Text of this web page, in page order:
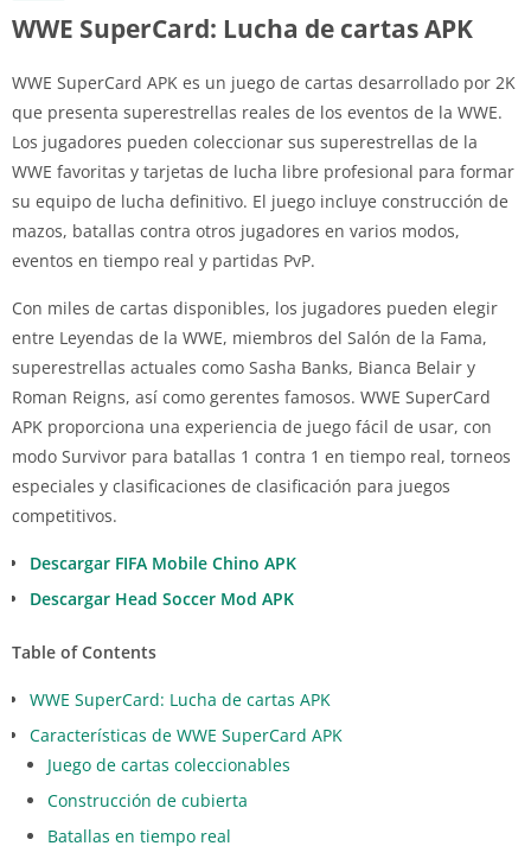
WWE SuperCard: Lucha de cartas APK
WWE SuperCard APK es un juego de cartas desarrollado por 2K
que presenta superestrellas reales de los eventos de la WWE.
Los jugadores pueden coleccionar sus superestrellas de la
WWE favoritas y tarjetas de lucha libre profesional para formar
su equipo de lucha definitivo. El juego incluye construcción de
mazos, batallas contra otros jugadores en varios modos,
eventos en tiempo real y partidas PvP.
Con miles de cartas disponibles, los jugadores pueden elegir
entre Leyendas de la WWE, miembros del Salón de la Fama,
superestrellas actuales como Sasha Banks, Bianca Belair y
Roman Reigns, así como gerentes famosos. WWE SuperCard
APK proporciona una experiencia de juego fácil de usar, con
modo Survivor para batallas 1 contra 1 en tiempo real, torneos
especiales y clasificaciones de clasificación para juegos
competitivos.
Descargar FIFA Mobile Chino APK
Descargar Head Soccer Mod APK
Table of Contents
WWE SuperCard: Lucha de cartas APK
Características de WWE SuperCard APK
Juego de cartas coleccionables
Construcción de cubierta
Batallas en tiempo real